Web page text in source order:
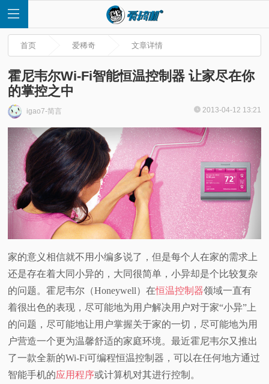
首
页
快
讯
测
视
频
科
普
首页 爱稀奇 文章详情
霍尼韦尔Wi-Fi智能恒温控制器 让家尽在你
的掌控之中
igao7-简言 2013-04-12 13:21
家的意义相信就不用小编多说了，但是每个人在家的需求上
还是存在着大同小异的，大同很简单，小异却是个比较复杂
的问题。霍尼韦尔（Honeywell）在恒温控制器领域一直有
着很出色的表现 ，尽可能地为用户解决用户对于家“小异”上
的问题，尽可能地让用户掌握关于家的一切，尽可能地为用
户营造一个更为温馨舒适的家庭环境。最近霍尼韦尔又推出
了一款全新的Wi-Fi可编程恒温控制器，可以在任何地方通过
智能手机的应用程序或计算机对其进行控制。